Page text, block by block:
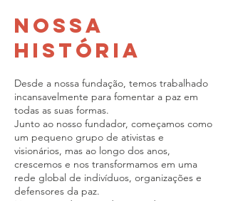
Nossa
História
Desde a nossa fundação, temos trabalhado
incansavelmente para fomentar a paz em
todas as suas formas.
Junto ao nosso fundador, começamos como
um pequeno grupo de ativistas e
visionários, mas ao longo dos anos,
crescemos e nos transformamos em uma
rede global de indivíduos, organizações e
defensores da paz.